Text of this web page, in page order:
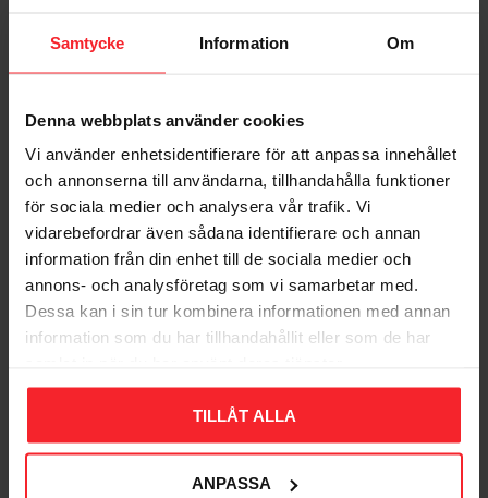
Samtycke Information Om
Denna webbplats använder cookies
Vi använder enhetsidentifierare för att anpassa innehållet
och annonserna till användarna, tillhandahålla funktioner
för sociala medier och analysera vår trafik. Vi
vidarebefordrar även sådana identifierare och annan
information från din enhet till de sociala medier och
annons- och analysföretag som vi samarbetar med.
Dessa kan i sin tur kombinera informationen med annan
information som du har tillhandahållit eller som de har
TILLÅT ALLA
ANPASSA
Bliv den første, der giver en bedømmelse.
Populära produkter
11%